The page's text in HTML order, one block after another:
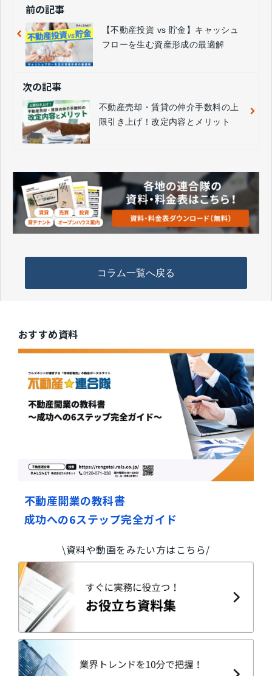
前の記事
【不動産投資 vs 貯金】キャッシュ
フローを生む資産形成の最適解
次の記事
不動産売却・賃貸の仲介手数料の上
限引き上げ！改定内容とメリット
コラム一覧へ戻る
おすすめ資料
不動産開業の教科書
成功への6ステップ完全ガイド
\資料や動画をみたい方はこちら/